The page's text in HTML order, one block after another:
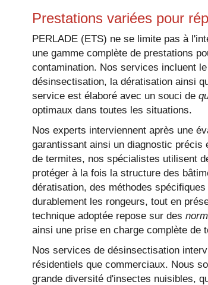
Prestations variées pour
PERLADE (ETS) ne se limite pas à
une gamme complète de prestations
contamination. Nos services incluent
désinsectisation, la dératisation ainsi
service est élaboré avec un souci de
optimaux dans toutes les situations.
Nos experts interviennent après une
garantissant ainsi un diagnostic précis
de termites, nos spécialistes utilisent
protéger à la fois la structure des
dératisation, des méthodes
durablement les rongeurs, tout en
technique adoptée repose sur des
ainsi une prise en charge complète de
Nos services de désinsectisation
résidentiels que commerciaux. Nous
grande diversité d'insectes nuisibles,